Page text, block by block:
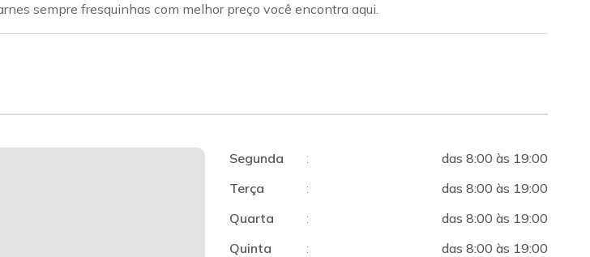
sempre fresquinhas com melhor preço você encontra aqui.
Segunda :
das 8:00 às 19:00
Terça
:
das 8:00 às 19:00
Quarta
:
das 8:00 às 19:00
Quinta
:
das 8:00 às 19:00